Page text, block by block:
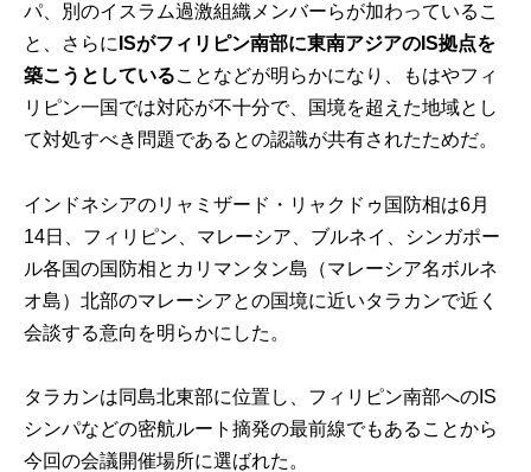
パ、別のイスラム過激組織メンバーらが加わっているこ
と、さらに ISがフィリピン南部に東南アジアのIS拠点を
築こうとしていることなどが明らかになり、もはやフィ
リピン一国では対応が不十分で、国境を超えた地域とし
て対処すべき問題であるとの認識が共有されたためだ。
インドネシアのリャミザード・リャクドゥ国防相は6月
14日、フィリピン、マレーシア、ブルネイ、シンガポー
ル各国の国防相とカリマンタン島（マレーシア名ボルネ
オ島）北部のマレーシアとの国境に近いタラカンで近く
会談する意向を明らかにした。
タラカンは同島北東部に位置し、フィリピン南部へのIS
シンパなどの密航ルート摘発の最前線でもあることから
今回の会議開催場所に選ばれた。